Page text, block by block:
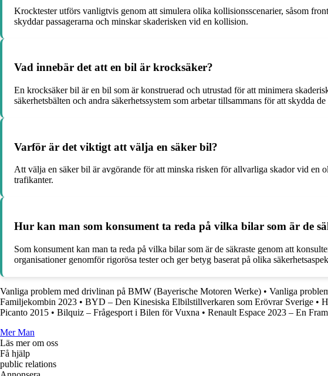
Krocktester utförs vanligtvis genom att simulera olika kollisionsscenarier, såsom
skyddar passagerarna och minskar skaderisken vid en kollision.
Vad innebär det att en bil är krocksäker?
En krocksäker bil är en bil som är konstruerad och utrustad för att minimera
säkerhetsbälten och andra säkerhetssystem som arbetar tillsammans för att skydda
Varför är det viktigt att välja en säker bil?
Att välja en säker bil är avgörande för att minska risken för allvarliga skador vid en
trafikanter.
Hur kan man som konsument ta reda på vilka bilar som är de
Som konsument kan man ta reda på vilka bilar som är de säkraste genom att
organisationer genomför rigorösa tester och ger betyg baserat på olika
Vanliga problem med drivlinan på BMW (Bayerische Motoren Werke) • Vanliga
Familjekombin 2023 • BYD – Den Kinesiska Elbilstillverkaren som Erövrar Sverige •
Picanto 2015 • Bilquiz – Frågesport i Bilen för Vuxna • Renault Espace 2023 – En
Mer Man
Läs mer om oss
Få hjälp
public relations